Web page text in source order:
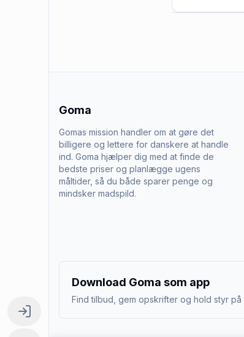
Log ind
Goma
Gomas mission handler om at gøre det
billigere og lettere for danskere at handle
ind. Goma hjælper dig med at finde de
bedste priser og planlægge ugens
måltider, så du både sparer penge og
mindsker madspild.
Download Goma som app
Find tilbud, gem opskrifter og hold styr